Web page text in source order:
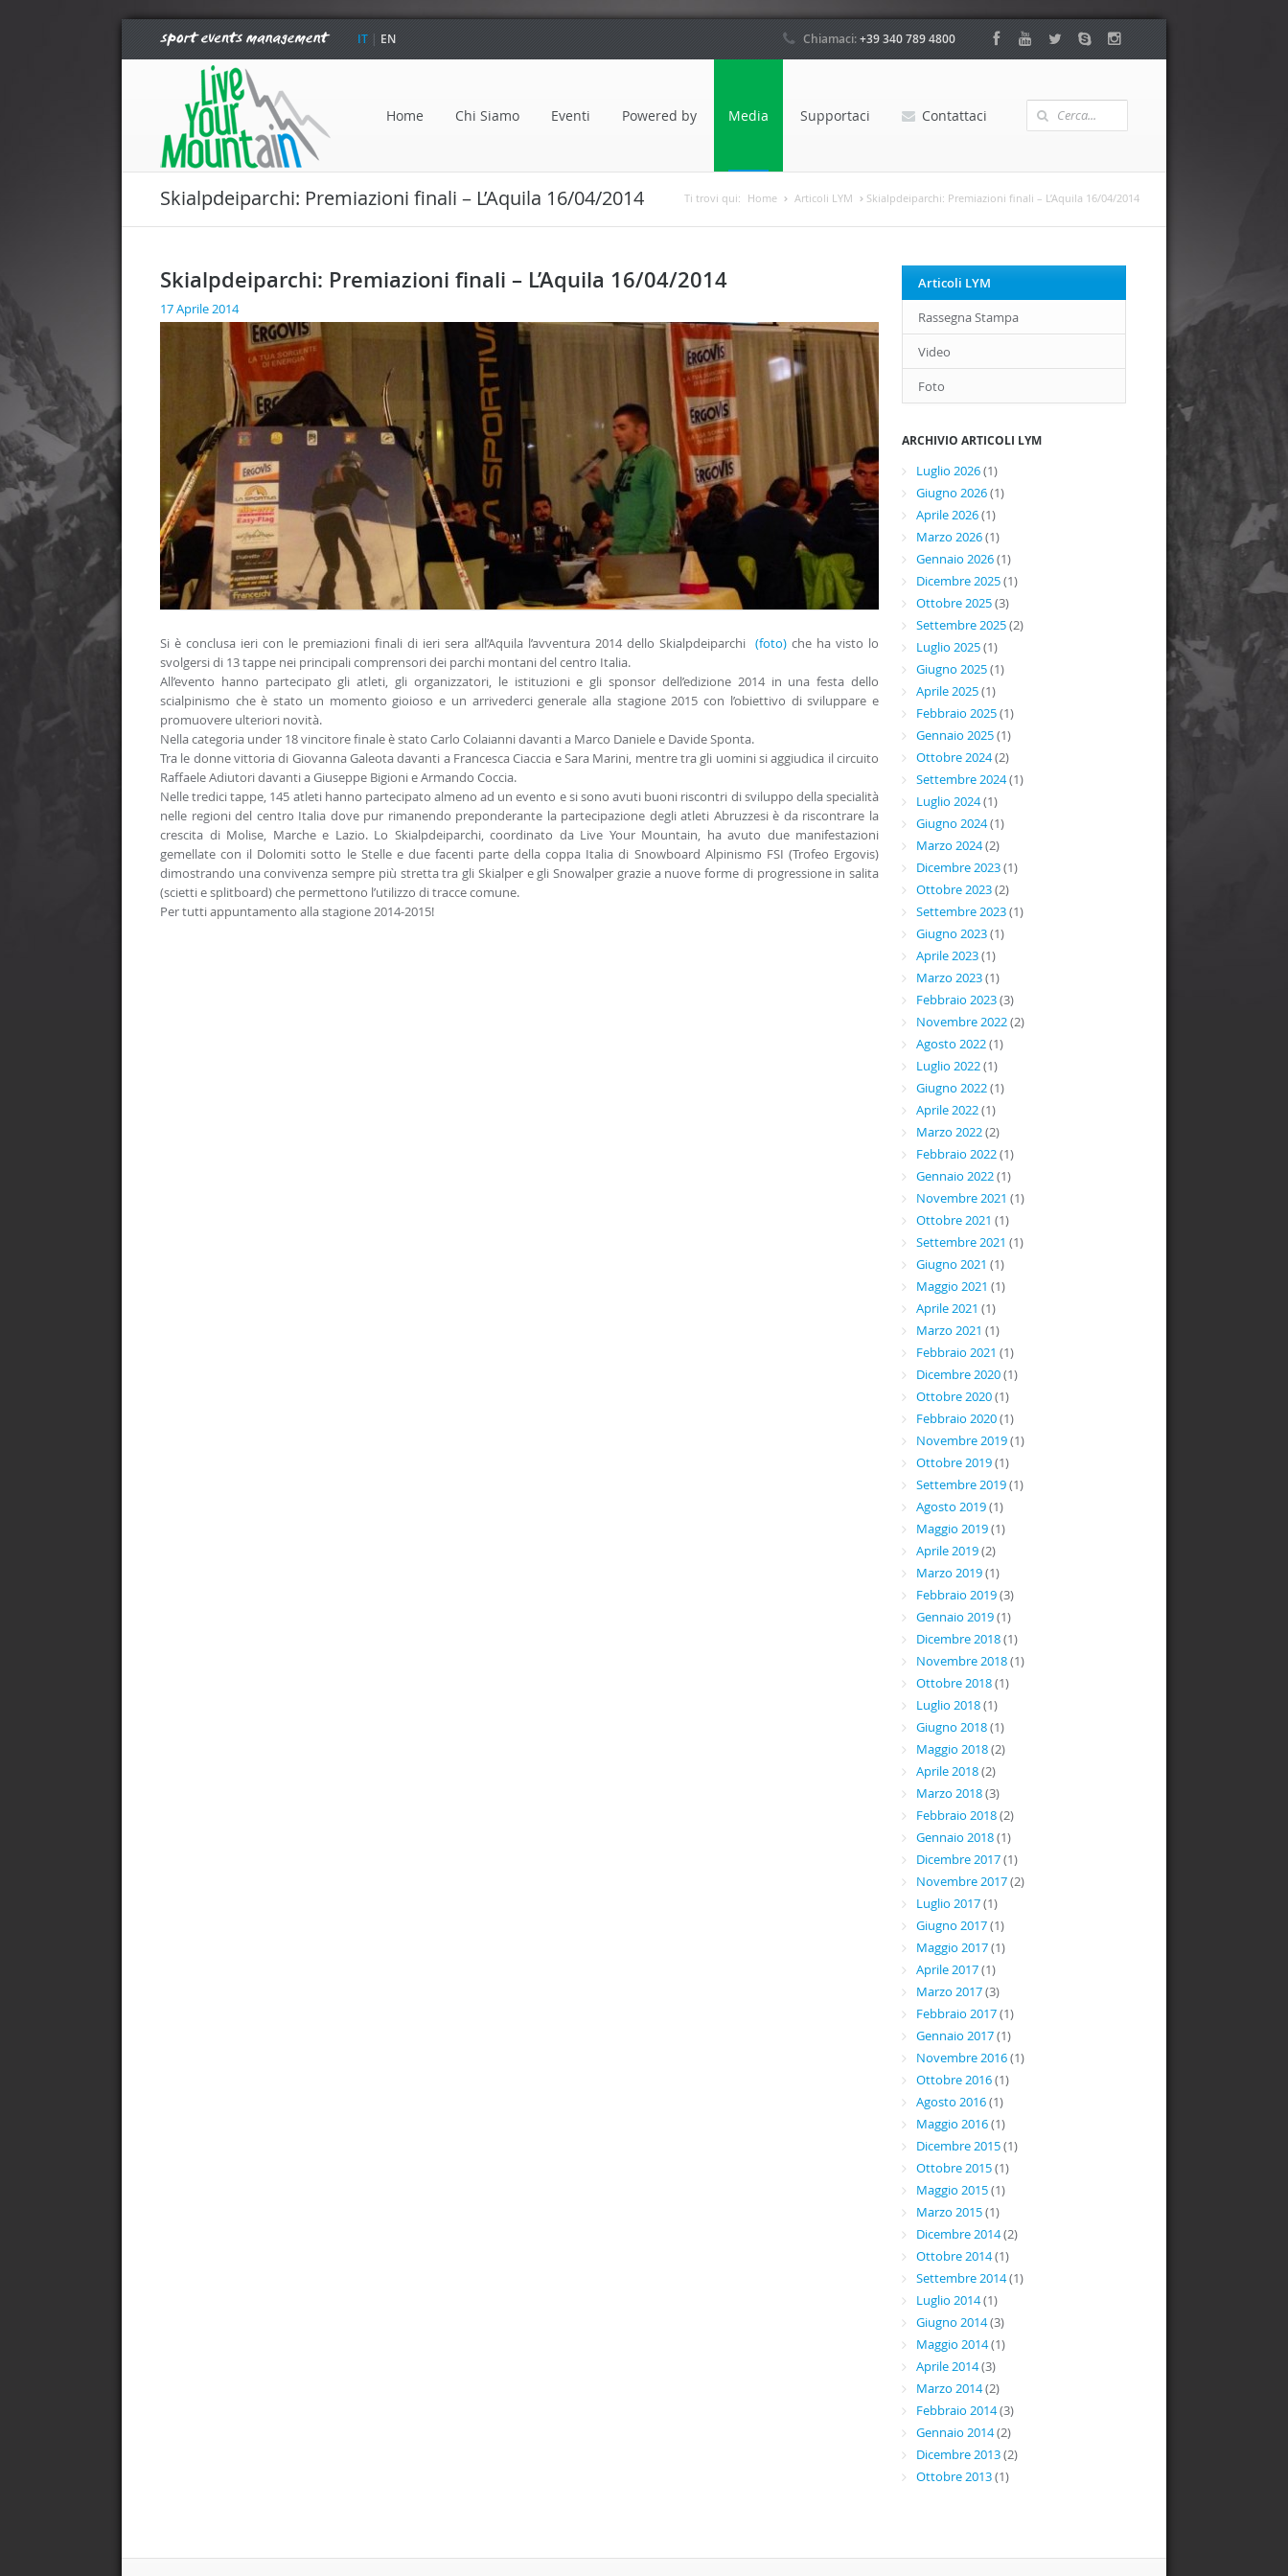
IT | EN Chiamaci:+39 340 789 4800
Home Chi Siamo Eventi Powered by Media Supportaci Contattaci
Skialpdeiparchi: Premiazioni finali – L’Aquila 16/04/2014 Ti trovi qui: Home Articoli LYM Skialpdeiparchi: Premiazioni finali – L’Aquila 16/04/2014
Skialpdeiparchi: Premiazioni finali – L’Aquila 16/04/2014
17 Aprile 2014
Si è conclusa ieri con le premiazioni finali di ieri sera all’Aquila l’avventura 2014 dello Skialpdeiparchi (foto) che ha visto lo
svolgersi di 13 tappe nei principali comprensori dei parchi montani del centro Italia.
All’evento hanno partecipato gli atleti, gli organizzatori, le istituzioni e gli sponsor dell’edizione 2014 in una festa dello
scialpinismo che è stato un momento gioioso e un arrivederci generale alla stagione 2015 con l’obiettivo di sviluppare e
promuovere ulteriori novità.
Nella categoria under 18 vincitore finale è stato Carlo Colaianni davanti a Marco Daniele e Davide Sponta.
Tra le donne vittoria di Giovanna Galeota davanti a Francesca Ciaccia e Sara Marini, mentre tra gli uomini si aggiudica il circuito
Raffaele Adiutori davanti a Giuseppe Bigioni e Armando Coccia.
Nelle tredici tappe, 145 atleti hanno partecipato almeno ad un evento e si sono avuti buoni riscontri di sviluppo della specialità
nelle regioni del centro Italia dove pur rimanendo preponderante la partecipazione degli atleti Abruzzesi è da riscontrare la
crescita di Molise, Marche e Lazio. Lo Skialpdeiparchi, coordinato da Live Your Mountain, ha avuto due manifestazioni
gemellate con il Dolomiti sotto le Stelle e due facenti parte della coppa Italia di Snowboard Alpinismo FSI (Trofeo Ergovis)
dimostrando una convivenza sempre più stretta tra gli Skialper e gli Snowalper grazie a nuove forme di progressione in salita
(scietti e splitboard) che permettono l’utilizzo di tracce comune.
Per tutti appuntamento alla stagione 2014-2015!
Articoli LYM
Rassegna Stampa
Video
Foto
ARCHIVIO ARTICOLI LYM
Luglio 2026(1)
Giugno 2026(1)
Aprile 2026(1)
Marzo 2026(1)
Gennaio 2026(1)
Dicembre 2025(1)
Ottobre 2025(3)
Settembre 2025(2)
Luglio 2025(1)
Giugno 2025(1)
Aprile 2025(1)
Febbraio 2025(1)
Gennaio 2025(1)
Ottobre 2024(2)
Settembre 2024(1)
Luglio 2024(1)
Giugno 2024(1)
Marzo 2024(2)
Dicembre 2023(1)
Ottobre 2023(2)
Settembre 2023(1)
Giugno 2023(1)
Aprile 2023(1)
Marzo 2023(1)
Febbraio 2023(3)
Novembre 2022(2)
Agosto 2022(1)
Luglio 2022(1)
Giugno 2022(1)
Aprile 2022(1)
Marzo 2022(2)
Febbraio 2022(1)
Gennaio 2022(1)
Novembre 2021 (1)
Ottobre 2021 (1)
Settembre 2021 (1)
Giugno 2021 (1)
Maggio 2021 (1)
Aprile 2021 (1)
Marzo 2021 (1)
Febbraio 2021 (1)
Dicembre 2020(1)
Ottobre 2020(1)
Febbraio 2020(1)
Novembre 2019(1)
Ottobre 2019(1)
Settembre 2019(1)
Agosto 2019(1)
Maggio 2019(1)
Aprile 2019(2)
Marzo 2019(1)
Febbraio 2019(3)
Gennaio 2019(1)
Dicembre 2018(1)
Novembre 2018(1)
Ottobre 2018(1)
Luglio 2018(1)
Giugno 2018(1)
Maggio 2018(2)
Aprile 2018(2)
Marzo 2018(3)
Febbraio 2018(2)
Gennaio 2018(1)
Dicembre 2017(1)
Novembre 2017(2)
Luglio 2017(1)
Giugno 2017(1)
Maggio 2017(1)
Aprile 2017(1)
Marzo 2017(3)
Febbraio 2017(1)
Gennaio 2017(1)
Novembre 2016(1)
Ottobre 2016(1)
Agosto 2016(1)
Maggio 2016(1)
Dicembre 2015(1)
Ottobre 2015(1)
Maggio 2015(1)
Marzo 2015(1)
Dicembre 2014(2)
Ottobre 2014(1)
Settembre 2014(1)
Luglio 2014(1)
Giugno 2014(3)
Maggio 2014(1)
Aprile 2014(3)
Marzo 2014(2)
Febbraio 2014(3)
Gennaio 2014(2)
Dicembre 2013(2)
Ottobre 2013(1)